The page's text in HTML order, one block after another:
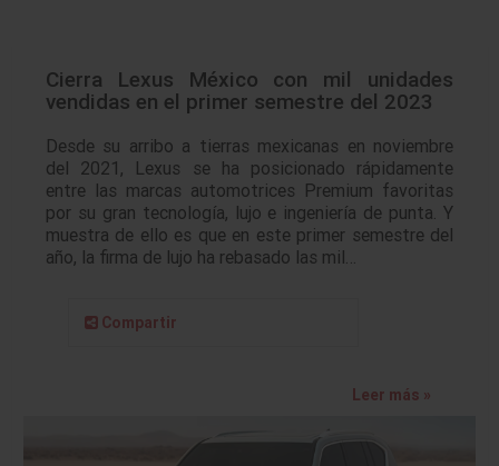
Cierra Lexus México con mil unidades
vendidas en el primer semestre del 2023
Desde su arribo a tierras mexicanas en noviembre
del 2021, Lexus se ha posicionado rápidamente
entre las marcas automotrices Premium favoritas
por su gran tecnología, lujo e ingeniería de punta. Y
muestra de ello es que en este primer semestre del
año, la firma de lujo ha rebasado las mil…
Compartir
Leer más »